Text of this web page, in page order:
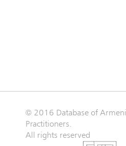
© 2016 Database of
Practitioners.
All rights reserved